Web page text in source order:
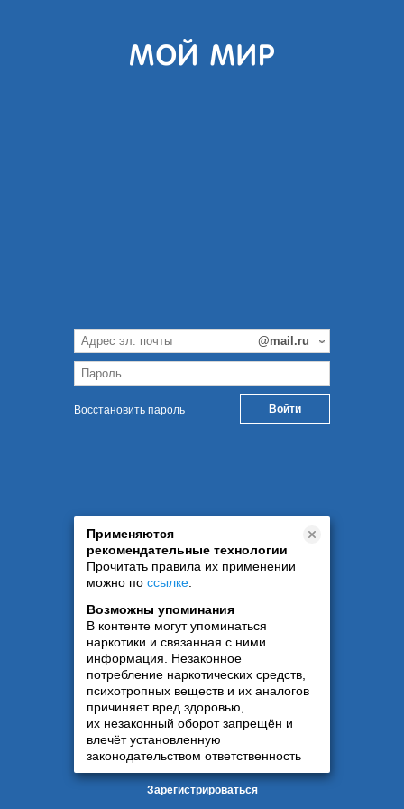
Восстановить пароль
Применяются
рекомендательные технологии
Прочитать правила их применении
можно по ссылке
Возможны упоминания
В контенте могут упоминаться
наркотики и связанная с ними
информация. Незаконное
потребление наркотических средств,
психотропных веществ и их аналогов
причиняет вред здоровью,
их незаконный оборот запрещён и
влечёт установленную
законодательством ответственность
Зарегистрироваться